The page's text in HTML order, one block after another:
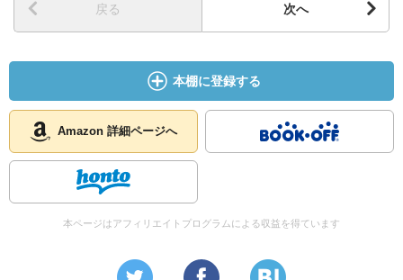
戻る 次へ
本棚に登録する
Amazon 詳細ページへ
本ページはアフィリエイトプログラムによる収益を得ています